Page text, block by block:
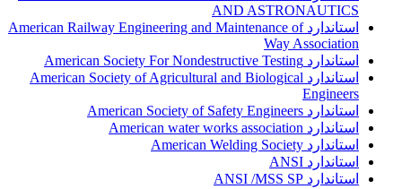
AND ASTRONAUTICS
استاندارد American Railway Engineering and Maintenance of
Way Association
استاندارد American Society For Nondestructive Testing
استاندارد American Society of Agricultural and Biological
Engineers
استاندارد American Society of Safety Engineers
استاندارد American water works association
استاندارد American Welding Society
استاندارد ANSI
استاندارد ANSI /MSS SP